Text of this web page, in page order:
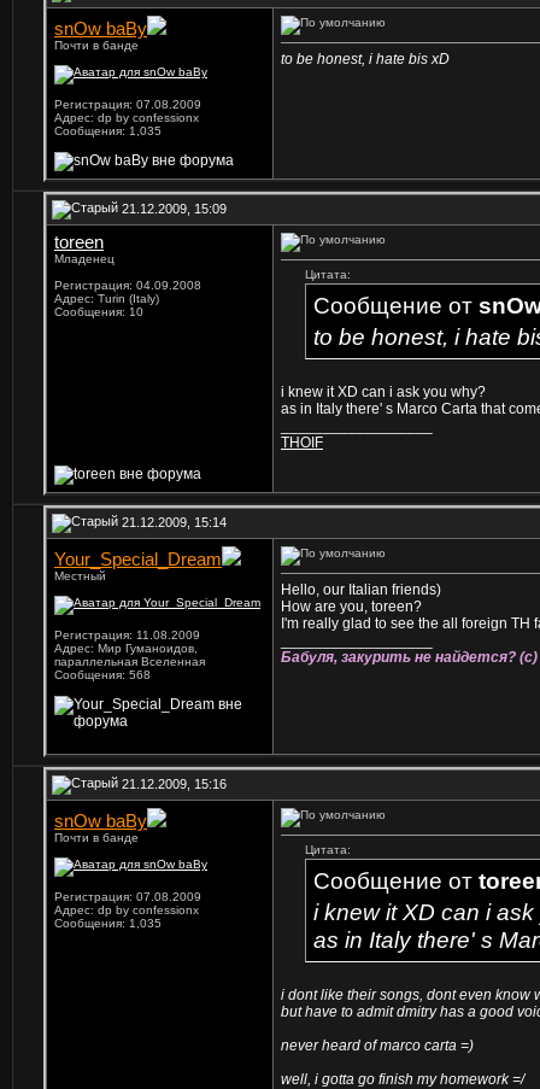
snOw baBy
Почти в банде
Регистрация: 07.08.2009
Адрес: dp by confessionx
Сообщения: 1,035
to be honest, i hate bis xD
21.12.2009, 15:09
toreen
Младенец
Регистрация: 04.09.2008
Адрес: Turin (Italy)
Сообщения: 10
Цитата:
Сообщение от
to be honest, i hate
i knew it XD can i ask you why?
as in Italy there' s Marco Carta that
THOIF
21.12.2009, 15:14
Your_Special_Dream
Местный
Регистрация: 11.08.2009
Адрес: Мир Гуманоидов,
параллельная Вселенная
Сообщения: 568
Hello, our Italian friends)
How are you, toreen?
I'm really glad to see the all foreign TH
Бабуля, закурить не найдется? (с)
21.12.2009, 15:16
snOw baBy
Почти в банде
Регистрация: 07.08.2009
Адрес: dp by confessionx
Сообщения: 1,035
Цитата:
Сообщение от
i knew it XD can i
as in Italy there' s
i dont like their songs, dont even know
but have to admit dmitry has a good
never heard of marco carta =)
well, i gotta go finish my homework =/